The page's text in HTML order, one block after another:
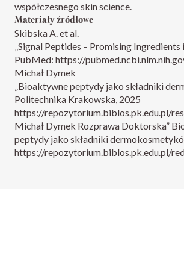
współczesnego skin science.
Materiały źródłowe
Skibska A. et al.
„Signal Peptides – Promising Ingredients
PubMed: https://
Michał Dymek
„Bioaktywne peptydy jako składniki
Politechnika Krakowska, 2025
https://repozytorium.biblos.pk.edu.pl/
Michał Dymek Rozprawa Doktorska”
peptydy jako składniki
https://repozytorium.biblos.pk.edu.pl/